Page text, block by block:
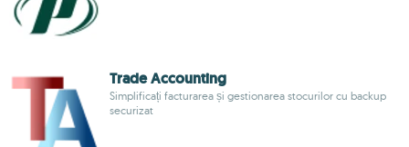
Trade Accounting
Simplificați facturarea și gestionarea stocurilor cu backup
securizat